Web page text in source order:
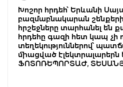
Խոշոր հրդեհ՝ Երևանի
բազմաբնակարան
հրշեջները տարհանել են
հրդեհը գազի հետ կապ չի
տեղեկություններով՝
միացված էլեկտրալարերն
ՖՈՏՈՌԵՊՈՐՏԱԺ,